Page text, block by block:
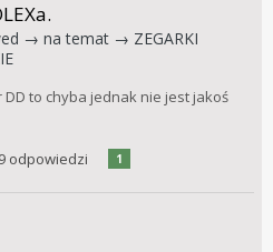
→ na temat → ZEGARKI
to chyba jednak nie jest jakoś
odpowiedzi 1